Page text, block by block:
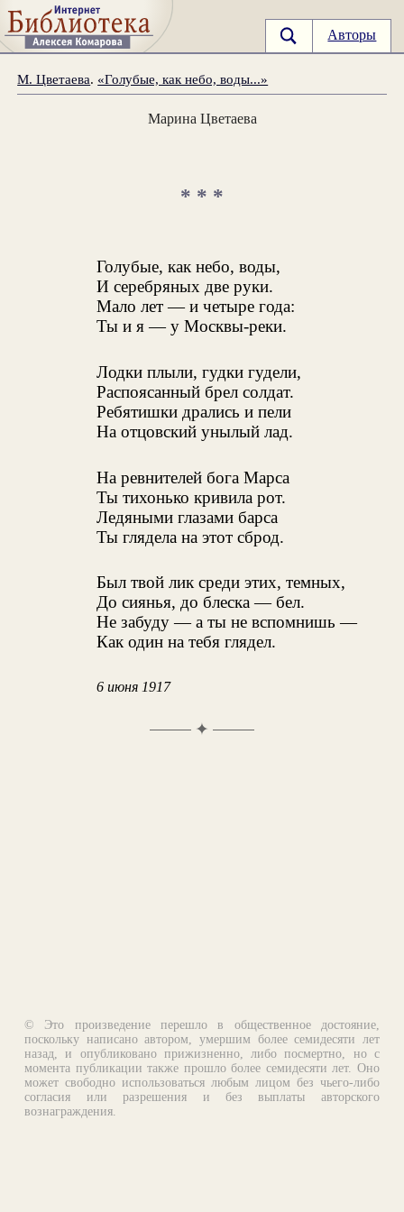
Авторы
М. Цветаева. «Голубые, как небо, воды...»
Марина Цветаева
* * *
Голубые, как небо, воды,
И серебряных две руки.
Мало лет — и четыре года:
Ты и я — у Москвы-реки.
Лодки плыли, гудки гудели,
Распоясанный брел солдат.
Ребятишки дрались и пели
На отцовский унылый лад.
На ревнителей бога Марса
Ты тихонько кривила рот.
Ледяными глазами барса
Ты глядела на этот сброд.
Был твой лик среди этих, темных,
До сиянья, до блеска — бел.
Не забуду — а ты не вспомнишь —
Как один на тебя глядел.
6 июня 1917
✦
© Это произведение перешло в общественное достояние,
поскольку написано автором, умершим более семидесяти лет
назад, и опубликовано прижизненно, либо посмертно, но с
момента публикации также прошло более семидесяти лет. Оно
может свободно использоваться любым лицом без чьего-либо
согласия или разрешения и без выплаты авторского
вознаграждения.